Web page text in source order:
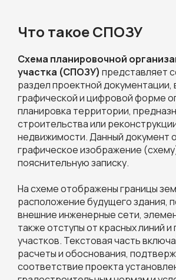
Что такое СПОЗУ
Схема планировочной
участка (СПОЗУ) представляет
раздел проектной документации,
графической и цифровой форме
планировка территории,
строительства или
недвижимости. Данный документ
графическое изображение
пояснительную записку.
На схеме отображены границы
расположение будущего здания,
внешние инженерные сети,
также отступы от красных линий
участков. Текстовая часть
расчеты и обоснования,
соответствие проекта